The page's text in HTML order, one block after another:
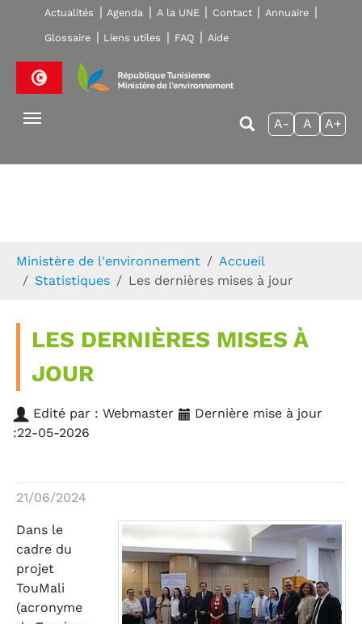
Skip to main navigation
Aller au contenu principal
Skip to page footer
Actualités Agenda A la UNE Contact Annuaire
Glossaire Liens utiles FAQ Aide
A- A A+
Ministère de l'environnement
Accueil
Statistiques
Les dernières mises à jour
LES DERNIÈRES MISES À
JOUR
Edité par : Webmaster
Dernière mise à jour
:22-05-2026
21/06/2024
Dans le
cadre du
projet
TouMali
(acronyme